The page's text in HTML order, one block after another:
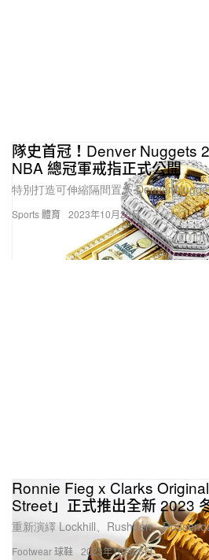
Sports 體育
隊史首冠！Denver Nuggets
NBA 總冠軍戒指正式公開
特別打造可伸縮隔間置入 Denver
2023年10月26日
Footwear 球鞋
Ronnie Fieg x Clarks
Street」正式推出全新 2023
重新演繹 Lockhill、Rushden、
2023年10月26日